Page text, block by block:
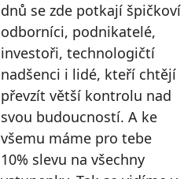
dnů se zde potkají špičkoví
odborníci, podnikatelé,
investoři, technologičtí
nadšenci i lidé, kteří chtějí
převzít větší kontrolu nad
svou budoucností. A ke
všemu máme pro tebe
10% slevu na všechny